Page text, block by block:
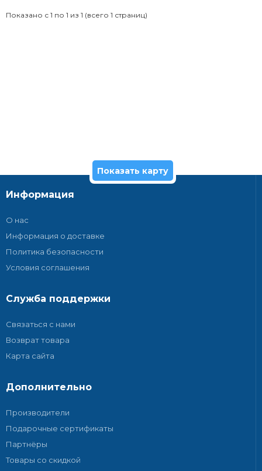
Показано с 1 по 1 из 1 (всего 1 страниц)
Показать карту
Информация
О нас
Информация о доставке
Политика безопасности
Условия соглашения
Служба поддержки
Связаться с нами
Возврат товара
Карта сайта
Дополнительно
Производители
Подарочные сертификаты
Партнёры
Товары со скидкой